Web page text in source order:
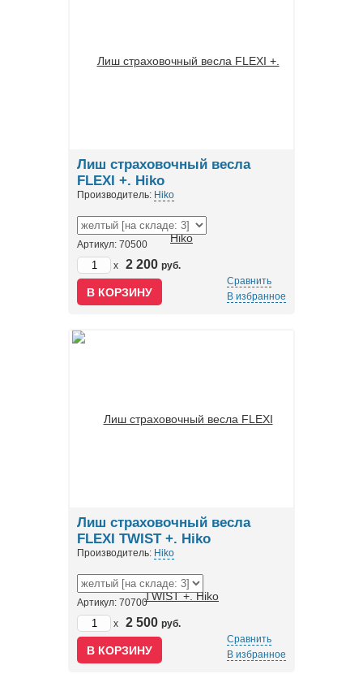
Лиш страховочный весла
FLEXI +. Hiko
Производитель: Hiko
Артикул: 70500
x
2 200 руб.
Сравнить
В избранное
Лиш страховочный весла
FLEXI TWIST +. Hiko
Производитель: Hiko
Артикул: 70700
x
2 500 руб.
Сравнить
В избранное